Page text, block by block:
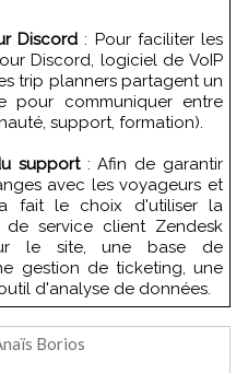
Discord : Pour faciliter les
Discord, logiciel de VoIP
trip planners partagent un
pour communiquer entre
support, formation).
support: Afin de garantir
avec les voyageurs et
fait le choix d'utiliser la
service client Zendesk
le site, une base de
gestion de ticketing, une
d'analyse de données.
Borios